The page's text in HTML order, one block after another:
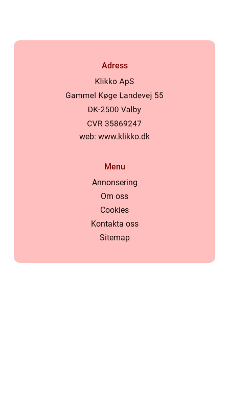
Adress
web: www.klikko.dk
Menu
Annonsering
Om oss
Cookies
Kontakta oss
Sitemap